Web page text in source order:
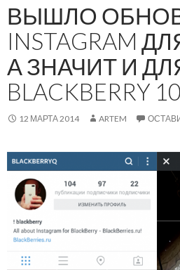
ВЫШЛО
INSTAGRAM
А ЗНАЧИТ И
BLACKBERRY
12 МАРТА 2014 ARTEM